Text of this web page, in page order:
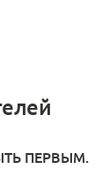
ПЕРВЫМ.